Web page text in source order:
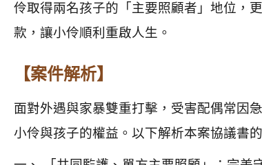
伶取得兩名孩子的「主要照顧者」地位，
款，讓小伶順利重啟人生。
【案件解析】
面對外遇與家暴雙重打擊，受害配偶常因
小伶與孩子的權益。以下解析本案協議書